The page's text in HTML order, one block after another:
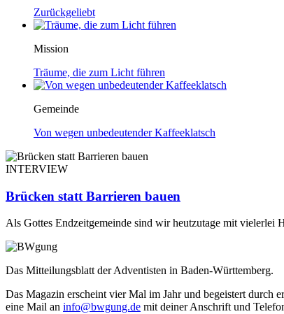
Zurückgeliebt
Mission
Träume, die zum Licht führen
Gemeinde
Von wegen unbedeutender Kaffeeklatsch
INTERVIEW
Brücken statt Barrieren bauen
Als Gottes Endzeitgemeinde sind wir heutzutage mit vielerlei
Das Mitteilungsblatt der Adventisten in Baden-Württemberg.
Das Magazin erscheint vier Mal im Jahr und begeistert durch
eine Mail an info@bwgung.de mit deiner Anschrift und